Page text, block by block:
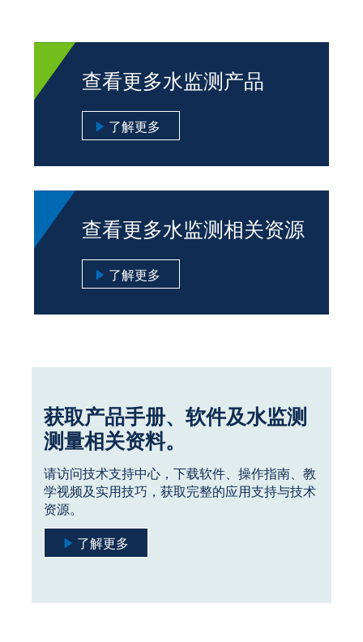
查看更多水监测产品
了解更多
查看更多水监测相关资源
了解更多
获取产品手册、软件及水监测
测量相关资料。
请访问技术支持中心，下载软件、操作指南、教
学视频及实用技巧，获取完整的应用支持与技术
资源。
了解更多